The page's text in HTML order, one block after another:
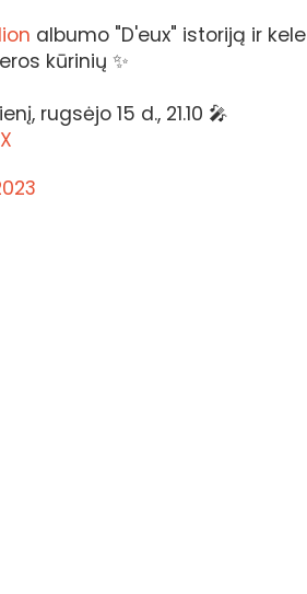
albumo "D'eux" istoriją ir
kūrinių ✨
rugsėjo 15 d., 21.10 🎤